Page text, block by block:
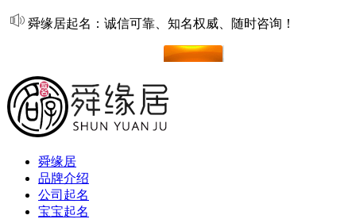
舜缘居起名：诚信可靠、知名权威、随时咨询！
舜缘居
品牌介绍
公司起名
宝宝起名